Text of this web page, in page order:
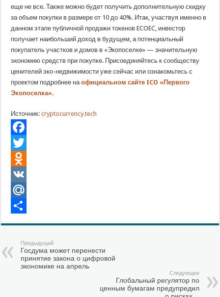
еще не все. Также можно будет получить дополнительную скидку
за объем покупки в размере от 10 до 40%. Итак, участвуя именно в
данном этапе публичной продажи токенов ECOEC, инвестор
получает наибольший доход в будущем, а потенциальный
покупатель участков и домов в «Экопоселке» — значительную
экономию средств при покупке. Присоединяйтесь к сообществу
ценителей эко-недвижимости уже сейчас или ознакомьтесь с
проектом подробнее наофициальном сайте ICO «Первого
Экопоселка».
Источник: cryptocurrency.tech
Facebook
Twitter
Odnoklassniki
VK
Mail.Ru
Предыдущий
Госдума может перенести
принятие закона о цифровой
экономике на апрель
Следующее
Глобальный регулятор по
ценным бумагам предупредил